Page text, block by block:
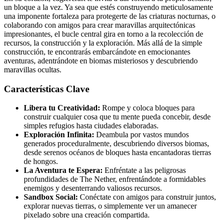
un bloque a la vez. Ya sea que estés construyendo meticulosamente
una imponente fortaleza para protegerte de las criaturas nocturnas, o
colaborando con amigos para crear maravillas arquitectónicas
impresionantes, el bucle central gira en torno a la recolección de
recursos, la construcción y la exploración. Más allá de la simple
construcción, te encontrarás embarcándote en emocionantes
aventuras, adentrándote en biomas misteriosos y descubriendo
maravillas ocultas.
Características Clave
Libera tu Creatividad: Rompe y coloca bloques para
construir cualquier cosa que tu mente pueda concebir, desde
simples refugios hasta ciudades elaboradas.
Exploración Infinita: Deambula por vastos mundos
generados proceduralmente, descubriendo diversos biomas,
desde serenos océanos de bloques hasta encantadoras tierras
de hongos.
La Aventura te Espera: Enfréntate a las peligrosas
profundidades de The Nether, enfrentándote a formidables
enemigos y desenterrando valiosos recursos.
Sandbox Social: Conéctate con amigos para construir juntos,
explorar nuevas tierras, o simplemente ver un amanecer
pixelado sobre una creación compartida.